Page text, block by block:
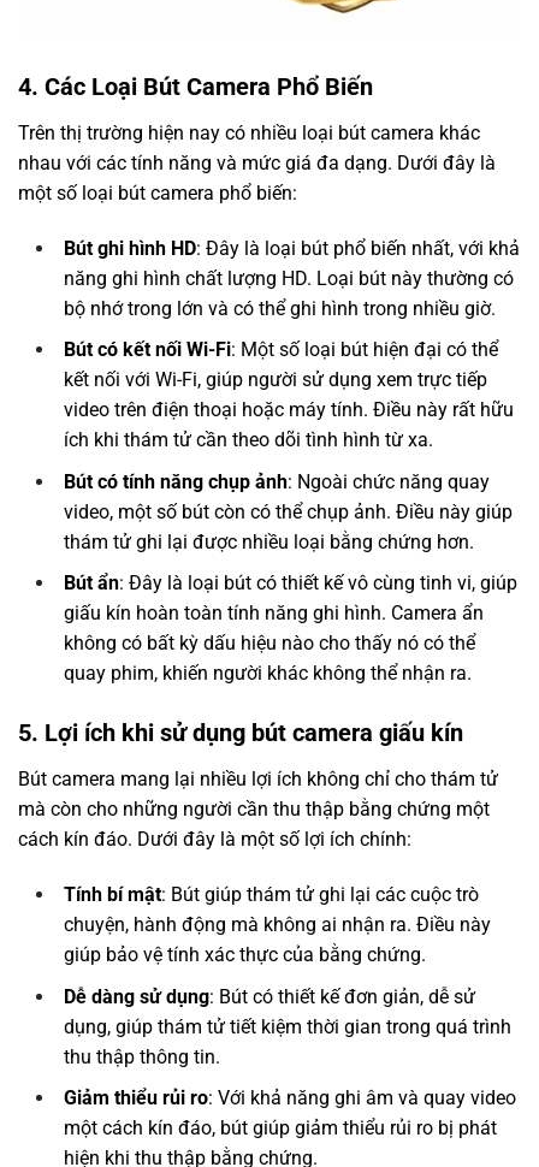
4. Các Loại Bút Camera Phổ Biến
Trên thị trường hiện nay có nhiều loại bút camera khác
nhau với các tính năng và mức giá đa dạng. Dưới đây là
một số loại bút camera phổ biến:
Bút ghi hình HD: Đây là loại bút phổ biến nhất, với khả
năng ghi hình chất lượng HD. Loại bút này thường có
bộ nhớ trong lớn và có thể ghi hình trong nhiều giờ.
Bút có kết nối Wi-Fi: Một số loại bút hiện đại có thể
kết nối với Wi-Fi, giúp người sử dụng xem trực tiếp
video trên điện thoại hoặc máy tính. Điều này rất hữu
ích khi thám tử cần theo dõi tình hình từ xa.
Bút có tính năng chụp ảnh: Ngoài chức năng quay
video, một số bút còn có thể chụp ảnh. Điều này giúp
thám tử ghi lại được nhiều loại bằng chứng hơn.
Bút ẩn: Đây là loại bút có thiết kế vô cùng tinh vi, giúp
giấu kín hoàn toàn tính năng ghi hình. Camera ẩn
không có bất kỳ dấu hiệu nào cho thấy nó có thể
quay phim, khiến người khác không thể nhận ra.
5. Lợi ích khi sử dụng bút camera giấu kín
Bút camera mang lại nhiều lợi ích không chỉ cho thám tử
mà còn cho những người cần thu thập bằng chứng một
cách kín đáo. Dưới đây là một số lợi ích chính:
Tính bí mật: Bút giúp thám tử ghi lại các cuộc trò
chuyện, hành động mà không ai nhận ra. Điều này
giúp bảo vệ tính xác thực của bằng chứng.
Dễ dàng sử dụng: Bút có thiết kế đơn giản, dễ sử
dụng, giúp thám tử tiết kiệm thời gian trong quá trình
thu thập thông tin.
Giảm thiểu rủi ro: Với khả năng ghi âm và quay video
một cách kín đáo, bút giúp giảm thiểu rủi ro bị phát
hiện khi thu thập bằng chứng.